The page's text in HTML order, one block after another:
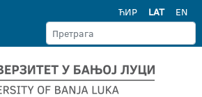
ЋИР LAT EN